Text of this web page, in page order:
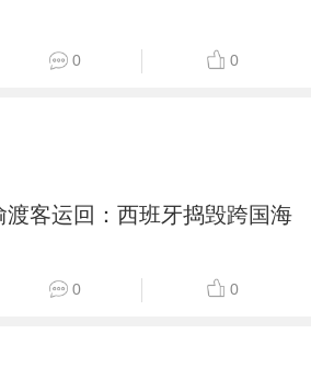
0 0
渡客运回：西班牙捣毁跨国海
0 0